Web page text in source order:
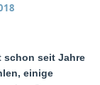
seit Jahren
einige